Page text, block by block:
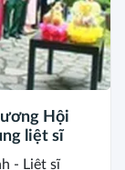
Hội
liệt sĩ
- Liệt sĩ